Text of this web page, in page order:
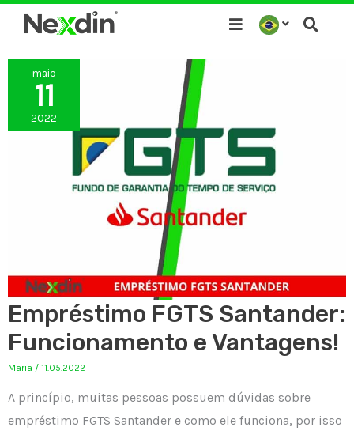
para
conteúdo
maio
11
2022
Empréstimo FGTS Santander:
Funcionamento e Vantagens!
Maria / 11.05.2022
A princípio, muitas pessoas possuem dúvidas sobre
empréstimo FGTS Santander e como ele funciona, por isso